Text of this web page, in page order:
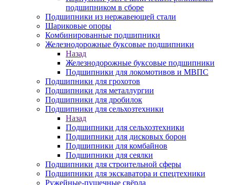
подшипником в сборе
Подшипники из нержавеющей стали
Шариковые опоры
Комбинированные подшипники
Железнодорожные буксовые подшипники
Назад
Железнодорожные буксовые подшипники
Подшипники для локомотивов и МВПС
Подшипники для грохотов
Подшипники для металлургии
Подшипники для дробилок
Подшипники для сельхозтехники
Назад
Подшипники для сельхозтехники
Подшипники для дисковых борон
Подшипники для комбайнов
Подшипники для сеялки
Подшипники для строительной сферы
Подшипники для экскаватора и спецтехники
Ружейные-пушечные свёрла